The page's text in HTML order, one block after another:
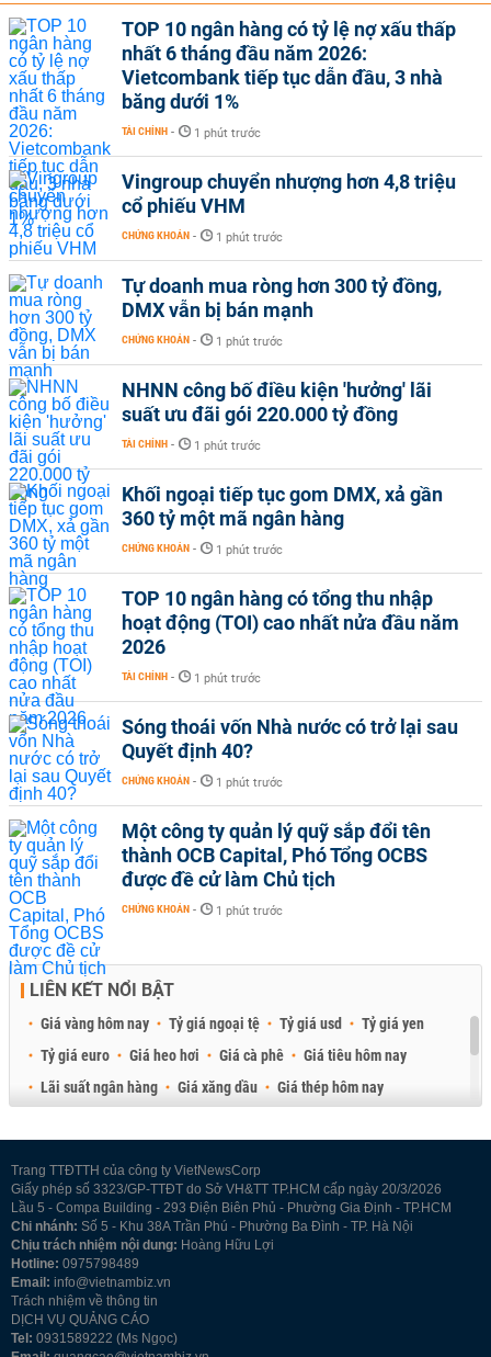
TOP 10 ngân hàng có tỷ lệ nợ xấu thấp
nhất 6 tháng đầu năm 2026:
Vietcombank tiếp tục dẫn đầu, 3 nhà
băng dưới 1%
TÀI CHÍNH - 1 phút trước
Vingroup chuyển nhượng hơn 4,8 triệu
cổ phiếu VHM
CHỨNG KHOÁN - 1 phút trước
Tự doanh mua ròng hơn 300 tỷ đồng,
DMX vẫn bị bán mạnh
CHỨNG KHOÁN - 1 phút trước
NHNN công bố điều kiện 'hưởng' lãi
suất ưu đãi gói 220.000 tỷ đồng
TÀI CHÍNH - 1 phút trước
Khối ngoại tiếp tục gom DMX, xả gần
360 tỷ một mã ngân hàng
CHỨNG KHOÁN - 1 phút trước
TOP 10 ngân hàng có tổng thu nhập
hoạt động (TOI) cao nhất nửa đầu năm
2026
TÀI CHÍNH - 1 phút trước
Sóng thoái vốn Nhà nước có trở lại sau
Quyết định 40?
CHỨNG KHOÁN - 1 phút trước
Một công ty quản lý quỹ sắp đổi tên
thành OCB Capital, Phó Tổng OCBS
được đề cử làm Chủ tịch
CHỨNG KHOÁN - 1 phút trước
LIÊN KẾT NỔI BẬT
Giá vàng hôm nay Tỷ giá ngoại tệ Tỷ giá usd
Tỷ giá yen
Tỷ giá euro
Giá heo hơi Giá cà phê
Giá tiêu hôm nay
Lãi suất ngân hàng
Giá xăng dầu
Giá thép hôm nay
Trang TTĐTTH của công ty VietNewsCorp
Giấy phép số 3323/GP-TTĐT do Sở VH&TT TP.HCM cấp ngày 20/3/2026
Lầu 5 - Compa Building - 293 Điện Biên Phủ - Phường Gia Định - TP.HCM
Chi nhánh: Số 5 - Khu 38A Trần Phú - Phường Ba Đình - TP. Hà Nội
Chịu trách nhiệm nội dung: Hoàng Hữu Lợi
Hotline: 0975798489
Email: info@vietnambiz.vn
Trách nhiệm về thông tin
DỊCH VỤ QUẢNG CÁO
Tel: 0931589222 (Ms Ngọc)